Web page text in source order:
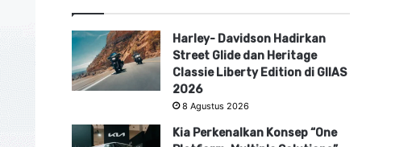
Harley- Davidson Hadirkan
Street Glide dan Heritage
Classie Liberty Edition di GIIAS
2026
8 Agustus 2026
Kia Perkenalkan Konsep “One